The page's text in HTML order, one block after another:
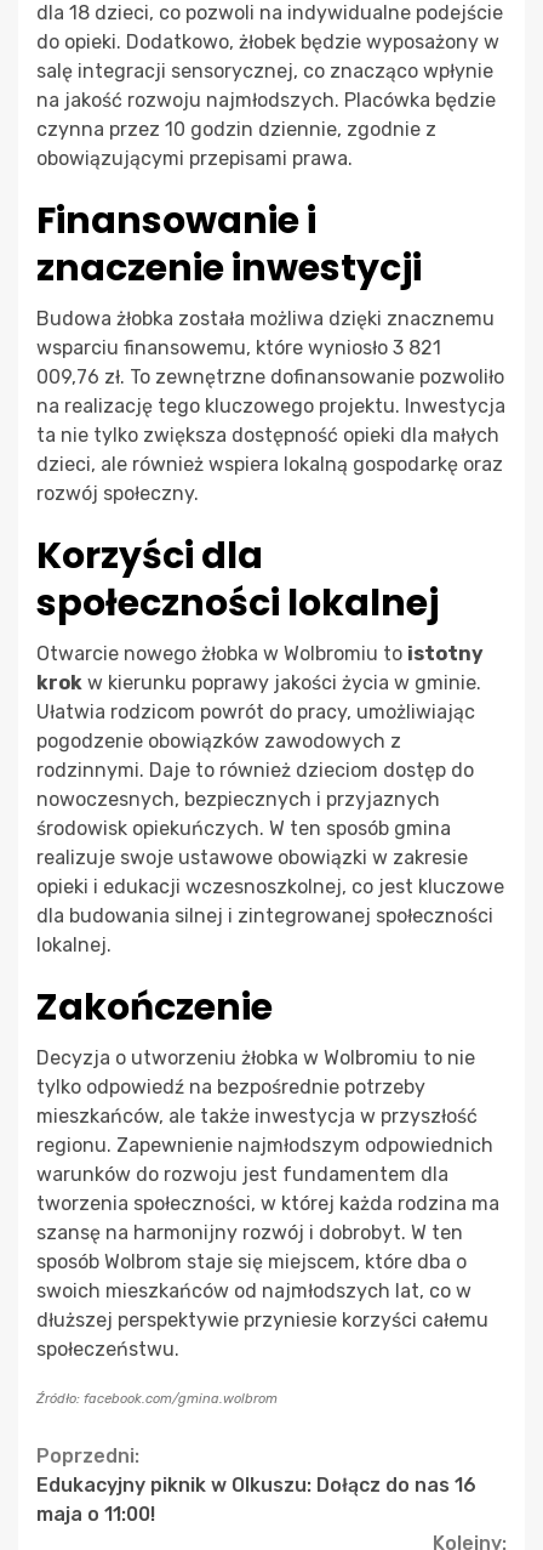
dla 18 dzieci, co pozwoli na indywidualne podejście
do opieki. Dodatkowo, żłobek będzie wyposażony w
salę integracji sensorycznej, co znacząco wpłynie
na jakość rozwoju najmłodszych. Placówka będzie
czynna przez 10 godzin dziennie, zgodnie z
obowiązującymi przepisami prawa.
Finansowanie i
znaczenie inwestycji
Budowa żłobka została możliwa dzięki znacznemu
wsparciu finansowemu, które wyniosło 3 821
009,76 zł. To zewnętrzne dofinansowanie pozwoliło
na realizację tego kluczowego projektu. Inwestycja
ta nie tylko zwiększa dostępność opieki dla małych
dzieci, ale również wspiera lokalną gospodarkę oraz
rozwój społeczny.
Korzyści dla
społeczności lokalnej
Otwarcie nowego żłobka w Wolbromiu to istotny
krok w kierunku poprawy jakości życia w gminie.
Ułatwia rodzicom powrót do pracy, umożliwiając
pogodzenie obowiązków zawodowych z
rodzinnymi. Daje to również dzieciom dostęp do
nowoczesnych, bezpiecznych i przyjaznych
środowisk opiekuńczych. W ten sposób gmina
realizuje swoje ustawowe obowiązki w zakresie
opieki i edukacji wczesnoszkolnej, co jest kluczowe
dla budowania silnej i zintegrowanej społeczności
lokalnej.
Zakończenie
Decyzja o utworzeniu żłobka w Wolbromiu to nie
tylko odpowiedź na bezpośrednie potrzeby
mieszkańców, ale także inwestycja w przyszłość
regionu. Zapewnienie najmłodszym odpowiednich
warunków do rozwoju jest fundamentem dla
tworzenia społeczności, w której każda rodzina ma
szansę na harmonijny rozwój i dobrobyt. W ten
sposób Wolbrom staje się miejscem, które dba o
swoich mieszkańców od najmłodszych lat, co w
dłuższej perspektywie przyniesie korzyści całemu
społeczeństwu.
Źródło: facebook.com/gmina.wolbrom
Continue
Reading
Poprzedni:
Edukacyjny piknik w Olkuszu: Dołącz do nas 16
maja o 11:00!
Kolejny: